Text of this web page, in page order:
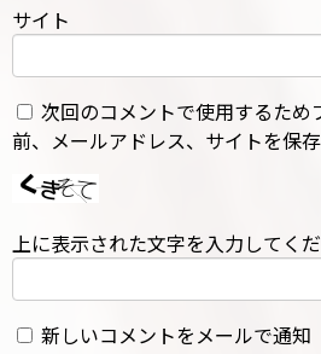
サイト
次回のコメントで使用するため
前、メールアドレス、サイトを保存
上に表示された文字を入力してくだ
新しいコメントをメールで通知